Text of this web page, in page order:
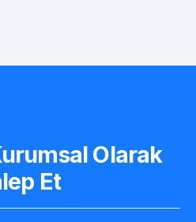
Olarak
Et